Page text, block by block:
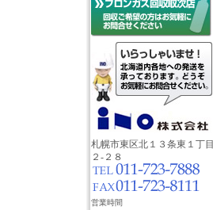
札幌市東区北１３条東１丁目
２-２８
営業時間